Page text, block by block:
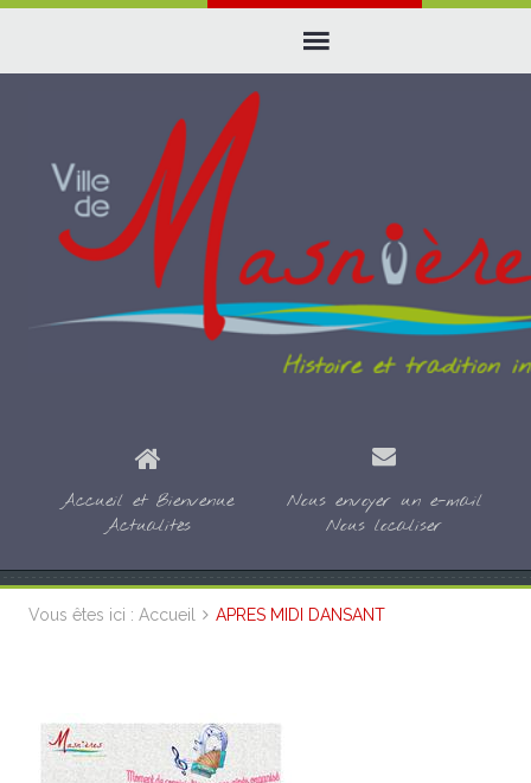
Accueil et Bienvenue
Actualités
Nous envoyer un e-mail
Nous localiser
Vous êtes ici : Accueil APRES MIDI DANSANT